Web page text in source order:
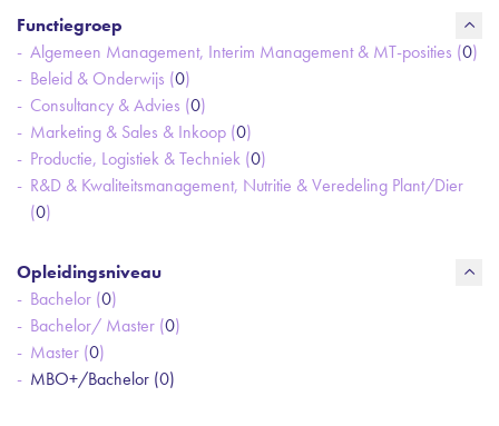
Functiegroep
Algemeen Management, Interim Management & MT-posities (0)
Beleid & Onderwijs (0)
Consultancy & Advies (0)
Marketing & Sales & Inkoop (0)
Productie, Logistiek & Techniek (0)
R&D & Kwaliteitsmanagement, Nutritie & Veredeling Plant/Dier
(0)
Opleidingsniveau
Bachelor (0)
Bachelor/ Master (0)
Master (0)
MBO+/Bachelor (0)